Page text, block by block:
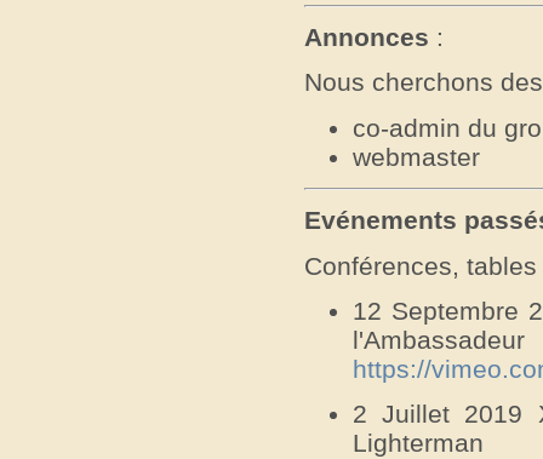
Annonces :
Nous cherchons
co-admin du
webmaster
Evénements
Conférences,
12 Septembre
https://
2 Juillet 2019
Lighterman